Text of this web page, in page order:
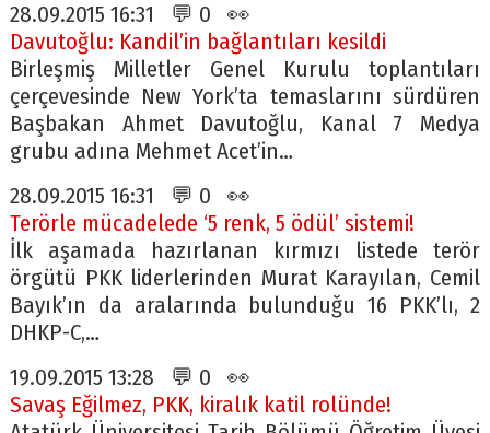
28.09.2015 16:31 💬 0 👀
Davutoğlu: Kandil’in bağlantıları kesildi
Birleşmiş Milletler Genel Kurulu toplantıları
çerçevesinde New York’ta temaslarını sürdüren
Başbakan Ahmet Davutoğlu, Kanal 7 Medya
grubu adına Mehmet Acet’in…
28.09.2015 16:31 💬 0 👀
Terörle mücadelede ‘5 renk, 5 ödül’ sistemi!
İlk aşamada hazırlanan kırmızı listede terör
örgütü PKK liderlerinden Murat Karayılan, Cemil
Bayık’ın da aralarında bulunduğu 16 PKK’lı, 2
DHKP-C,…
19.09.2015 13:28 💬 0 👀
Savaş Eğilmez, PKK, kiralık katil rolünde!